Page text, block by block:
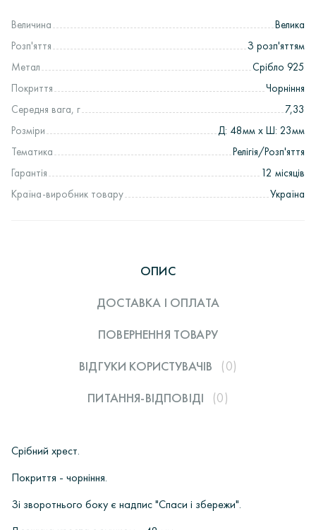
Величина
Велика
Розп'яття
З розп'яттям
Метал
Срібло 925
Покриття
Чорніння
Середня вага, г
7,33
Розміри
Д: 48мм х Ш: 23мм
Тематика
Релігія/Розп'яття
Гарантія
12 місяців
Країна-виробник товару
Україна
ОПИС
ДОСТАВКА І ОПЛАТА
ПОВЕРНЕННЯ ТОВАРУ
ВІДГУКИ КОРИСТУВАЧIВ
(0)
ПИТАННЯ-ВІДПОВІДІ
(0)
Срібний хрест.
Покриття - чорніння.
Зі зворотнього боку є надпис "Спаси і збережи".